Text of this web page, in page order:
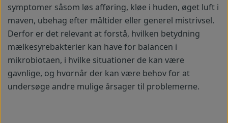
symptomer såsom løs afføring, kløe i huden, øget luft i
maven, ubehag efter måltider eller generel mistrivsel.
Derfor er det relevant at forstå, hvilken betydning
mælkesyrebakterier kan have for balancen i
mikrobiotaen, i hvilke situationer de kan være
gavnlige, og hvornår der kan være behov for at
undersøge andre mulige årsager til problemerne.